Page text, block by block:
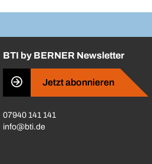
BTI by BERNER Newsletter
Jetzt abonnieren
07940 141 141
info@bti.de